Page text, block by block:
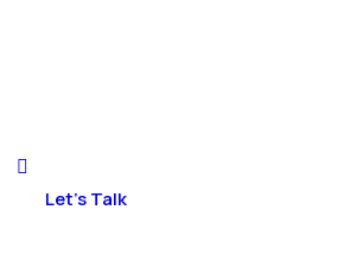
Let's Talk